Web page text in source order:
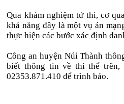
Qua khám nghiệm tử thi, cơ
khả năng đây là một vụ án
thực hiện các bước xác định
Công an huyện Núi Thành
biết thông tin về thi thể trên,
02353.871.410 để trình báo.